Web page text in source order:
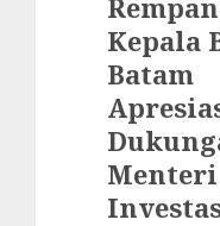
Kepala
Batam
Menteri